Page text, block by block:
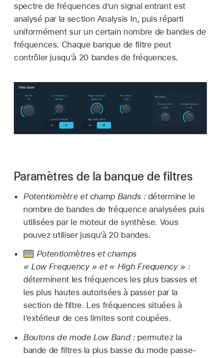
spectre de fréquences d’un signal entrant est
analysé par la section Analysis In, puis réparti
uniformément sur un certain nombre de bandes de
fréquences. Chaque banque de filtre peut
contrôler jusqu’à 20 bandes de fréquences.
Paramètres de la banque de filtres
Potentiomètre et champ Bands :détermine le
nombre de bandes de fréquence analysées puis
utilisées par le moteur de synthèse. Vous
pouvez utiliser jusqu’à 20 bandes.
Potentiomètres et champs
« Low Frequency » et « High Frequency » :
déterminent les fréquences les plus basses et
les plus hautes autorisées à passer par la
section de filtre. Les fréquences situées à
l’extérieur de ces limites sont coupées.
Boutons de mode Low Band :permutez la
bande de filtres la plus basse du mode passe-